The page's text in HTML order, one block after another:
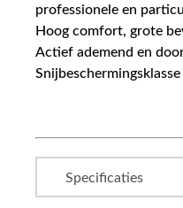
professionele en
Hoog comfort, grote
Actief ademend en